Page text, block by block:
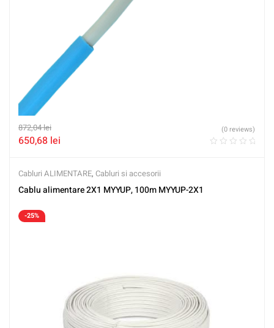
872,04lei
650,68 lei
(0 reviews)
Cabluri ALIMENTARE, Cabluri si accesorii
Cablu alimentare 2X1 MYYUP, 100m MYYUP-2X1
-25%